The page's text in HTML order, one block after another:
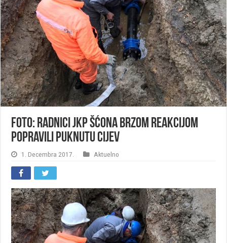
FOTO: Radnici JKP Šćona brzom reakcijom
popravili puknutu cijev
1. Decembra 2017. Aktuelno